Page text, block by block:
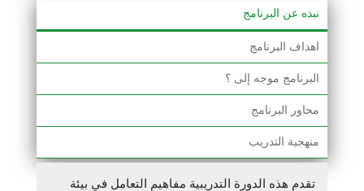
نبذه عن البرنامج
اهداف البرنامج
البرنامج موجه إلى ؟
محاور البرنامج
منهجية التدريب
تقدم هذه الدورة التدريبية مفاهيم التعامل في بيئة